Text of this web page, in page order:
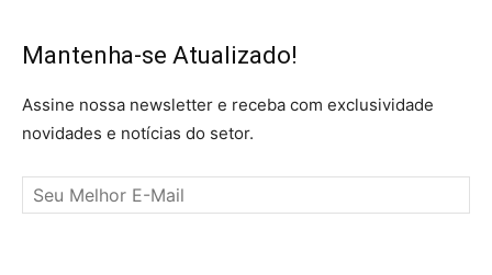
Newsletter
Mantenha-se Atualizado!
Assine nossa newsletter e receba com exclusividade